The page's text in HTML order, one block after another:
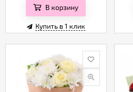
В корзину
Купить в 1 клик